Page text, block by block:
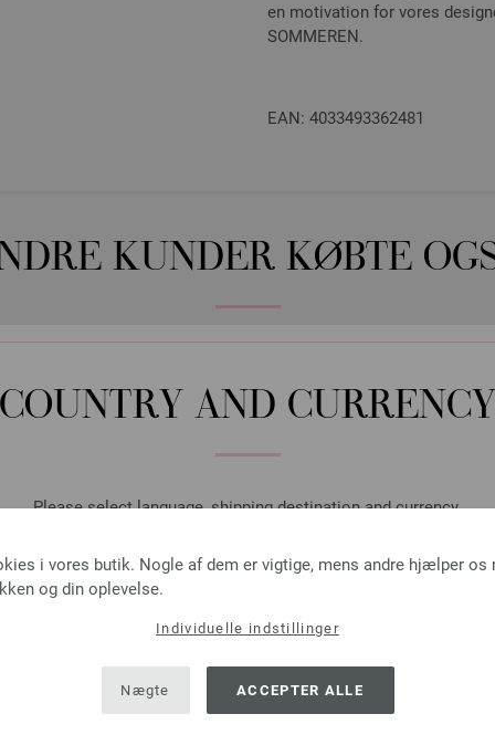
COUNTRY AND CURRENCY
Please select language, shipping destination and currency.
SHIPPING TO
i vores butik. Nogle af dem er vigtige, mens andre hjælper os
og din oplevelse.
Individuelle indstillinger
Nægte ACCEPTER ALLE
en motivation for vores
SOMMEREN.
EAN: 4033493362481
KUNDER KØBTE
Lana Grossa Lana Grossa